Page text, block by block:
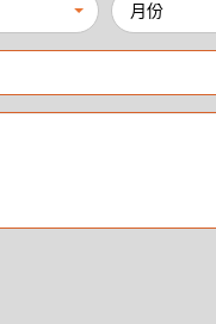
月份